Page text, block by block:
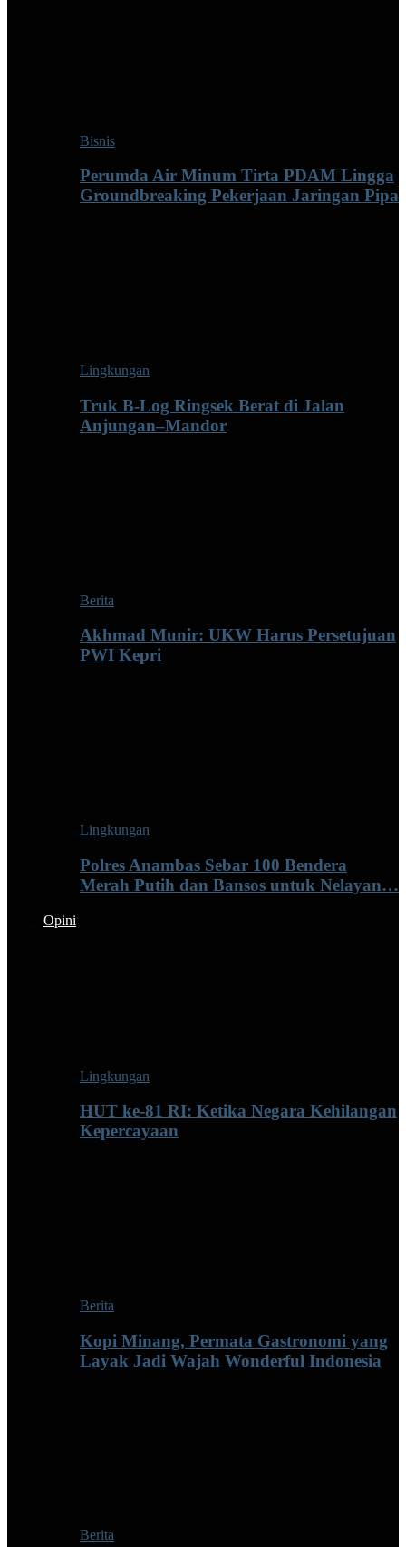
Bisnis
Perumda Air Minum Tirta PDAM Lingga
Groundbreaking Pekerjaan Jaringan Pipa
Lingkungan
Truk B-Log Ringsek Berat di Jalan
Anjungan–Mandor
Berita
Akhmad Munir: UKW Harus Persetujuan
PWI Kepri
Lingkungan
Polres Anambas Sebar 100 Bendera
Merah Putih dan Bansos untuk Nelayan…
Opini
Lingkungan
HUT ke-81 RI: Ketika Negara Kehilangan
Kepercayaan
Berita
Kopi Minang, Permata Gastronomi yang
Layak Jadi Wajah Wonderful Indonesia
Berita